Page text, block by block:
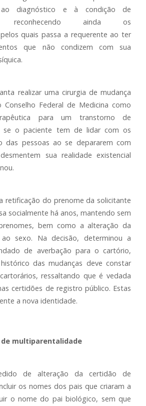
diagnóstico e à condição de
reconhecendo ainda os
quais passa a requerente ao ter
que não condizem com sua
realizar uma cirurgia de mudança
Federal de Medicina como
para um transtorno de
se o paciente tem de lidar com os
das pessoas ao se depararem com
sua realidade existencial
retificação do prenome da solicitante
socialmente há anos, mantendo sem
bem como a alteração da
sexo. Na decisão, determinou a
de averbação para o cartório,
das mudanças deve constar
ressaltando que é vedada
certidões de registro público. Estas
a nova identidade.
multiparentalidade
de alteração da certidão de
os nomes dos pais que criaram a
o nome do pai biológico, sem que